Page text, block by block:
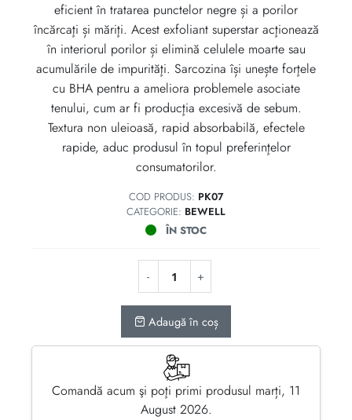
eficient în tratarea punctelor negre și a porilor
încărcaţi și măriţi. Acest exfoliant superstar acţionează
în interiorul porilor și elimină celulele moarte sau
acumulările de impurităţi. Sarcozina își unește forţele
cu BHA pentru a ameliora problemele asociate
tenului, cum ar fi producţia excesivă de sebum.
Textura non uleioasă, rapid absorbabilă, efectele
rapide, aduc produsul în topul preferinţelor
consumatorilor.
COD PRODUS: PK07
CATEGORIE: BEWELL
ÎN STOC
Adaugă în coș
Comandă acum şi poţi primi produsul marți, 11
August 2026.